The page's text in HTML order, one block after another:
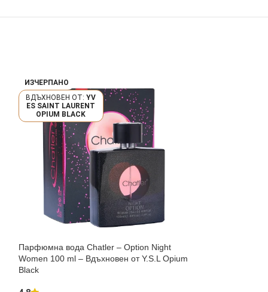
ИЗЧЕРПАНО
YV
ES SAINT LAURENT
OPIUM BLACK
Парфюмна вода Chatler – Option Night
Women 100 ml – Вдъхновен от Y.S.L Opium
Black